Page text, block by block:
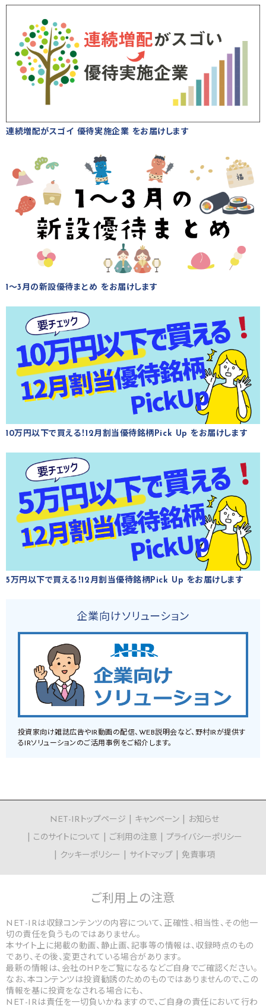
連続増配がスゴイ 優待実施企業 をお届けします
1～3月の新設優待まとめ をお届けします
10万円以下で買える！12月割当優待銘柄Pick Up をお届けします
5万円以下で買える！12月割当優待銘柄Pick Up をお届けします
企業向けソリューション
投資家向け雑誌広告やIR動画の配信、WEB説明会など、野村IRが提供す
るIRソリューションのご活用事例をご紹介します。
NET-IRトップページ キャンペーン
お知らせ
このサイトについて
ご利用の注意
プライバシーポリシー
クッキーポリシー
サイトマップ 免責事項
ご利用上の注意
NET-IRは収録コンテンツの内容について、正確性、相当性、その他一
切の責任を負うものではありません。
本サイト上に掲載の動画、静止画、記事等の情報は、収録時点のもの
であり、その後、変更されている場合があります。
最新の情報は、会社のHPをご覧になるなどご自身でご確認ください。
なお、本コンテンツは投資勧誘のためのものではありませんので、この
情報を基に投資をなされる場合にも、
NET-IRは責任を一切負いかねますので、ご自身の責任において行わ